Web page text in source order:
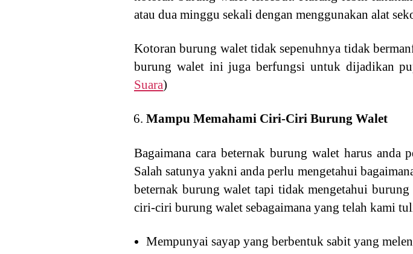
atau dua minggu sekali dengan menggunakan alat
Kotoran burung walet tidak sepenuhnya tidak
burung walet ini juga berfungsi untuk dijadikan
Suara)
Mampu Memahami Ciri-Ciri Burung Walet
Bagaimana cara beternak burung walet harus
Salah satunya yakni anda perlu mengetahui
beternak burung walet tapi tidak mengetahui
ciri-ciri burung walet sebagaimana yang telah kami
Mempunyai sayap yang berbentuk sabit yang